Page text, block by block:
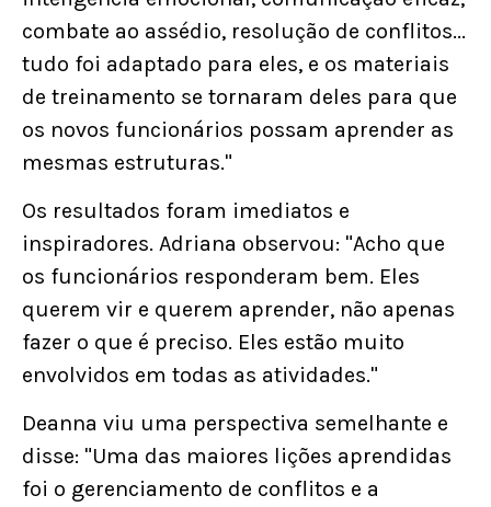
combate ao assédio, resolução de conflitos...
tudo foi adaptado para eles, e os materiais
de treinamento se tornaram deles para que
os novos funcionários possam aprender as
mesmas estruturas."
Os resultados foram imediatos e
inspiradores. Adriana observou: "Acho que
os funcionários responderam bem. Eles
querem vir e querem aprender, não apenas
fazer o que é preciso. Eles estão muito
envolvidos em todas as atividades."
Deanna viu uma perspectiva semelhante e
disse: "Uma das maiores lições aprendidas
foi o gerenciamento de conflitos e a